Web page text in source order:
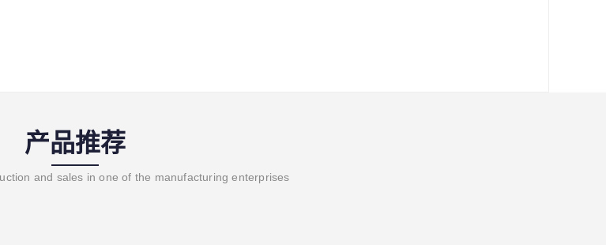
产品推荐
and sales in one of the manufacturing enterprises